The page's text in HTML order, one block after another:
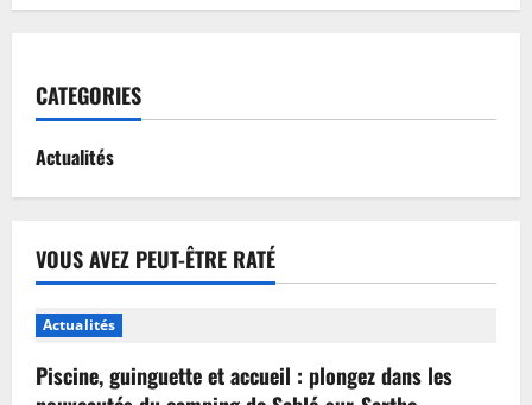
CATEGORIES
Actualités
VOUS AVEZ PEUT-ÊTRE RATÉ
Actualités
Piscine, guinguette et accueil : plongez dans les